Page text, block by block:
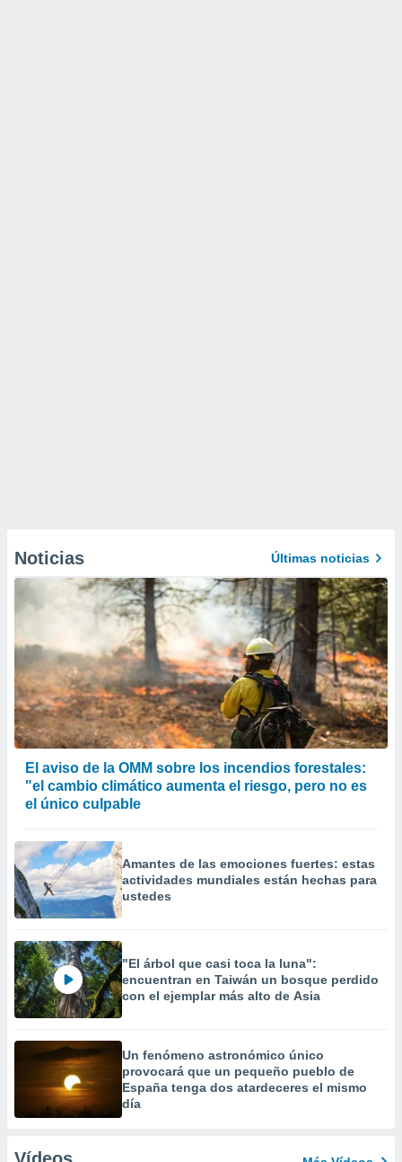
Noticias Últimas noticias
El aviso de la OMM sobre los incendios forestales:
"el cambio climático aumenta el riesgo, pero no es
el único culpable
Amantes de las emociones fuertes: estas
actividades mundiales están hechas para
ustedes
"El árbol que casi toca la luna":
encuentran en Taiwán un bosque perdido
con el ejemplar más alto de Asia
Un fenómeno astronómico único
provocará que un pequeño pueblo de
España tenga dos atardeceres el mismo
día